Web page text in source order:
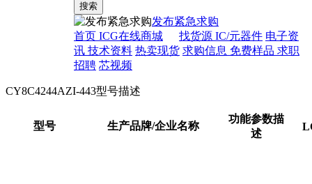
搜索
发布紧急求购
首页 ICG在线商城 找货源 IC/元器件 电子资
讯 技术资料 热卖现货 求购信息 免费样品 求职
招聘 芯视频
CY8C4244AZI-443型号描述
型号 生产品牌/企业名称
功能参数描
述